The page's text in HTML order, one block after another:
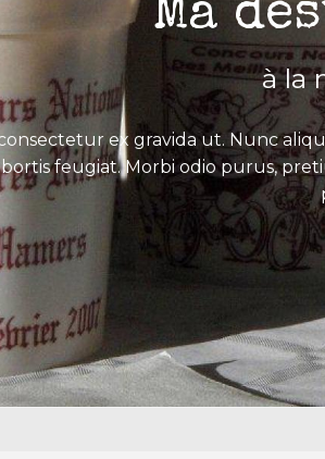
Ma
à la
ex gravida ut. Nunc
feugiat. Morbi odio purus,